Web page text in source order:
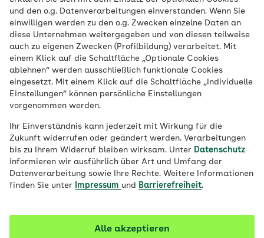
und den o.g. Datenverarbeitungen einverstanden. Wenn Sie
einwilligen werden zu den o.g. Zwecken einzelne Daten an
diese Unternehmen weitergegeben und von diesen teilweise
auch zu eigenen Zwecken (Profilbildung) verarbeitet. Mit
einem Klick auf die Schaltfläche „Optionale Cookies
ablehnen“ werden ausschließlich funktionale Cookies
eingesetzt. Mit einem Klick auf die Schaltfläche „Individuelle
Einstellungen“ können persönliche Einstellungen
vorgenommen werden.
Ihr Einverständnis kann jederzeit mit Wirkung für die
Zukunft widerrufen oder geändert werden. Verarbeitungen
bis zu Ihrem Widerruf bleiben wirksam. Unter Datenschutz
informieren wir ausführlich über Art und Umfang der
Datenverarbeitung sowie Ihre Rechte. Weitere Informationen
finden Sie unter
Impressum und Barrierefreiheit.
Alle akzeptieren
Veröffentlicht am:
29.12.2020 aktualisiert am 05.02.2026
8 Minuten Lesedauer
Der Glykämische Index kann uns helfen,
auf unser Gewicht zu achten. Aber was ist
das eigentlich? Hier erfahren Sie, was er
aussagt, wie Sie ihn bei Ihrer Ernährung
einsetzen können und ob die Glyx-Diät
empfehlenswert ist.